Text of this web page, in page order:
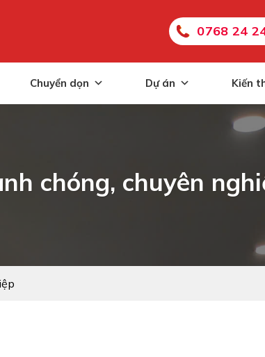
0768 24
Chuyển dọn Dự án Kiến
chóng, chuyên